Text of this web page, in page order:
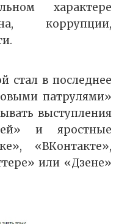
характере
коррупции,
стал в последнее
патрулями»
выступления
и яростные
«ВКонтакте»,
или «Дзене»